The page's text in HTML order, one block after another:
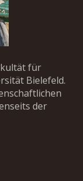
für
Bielefeld.
der